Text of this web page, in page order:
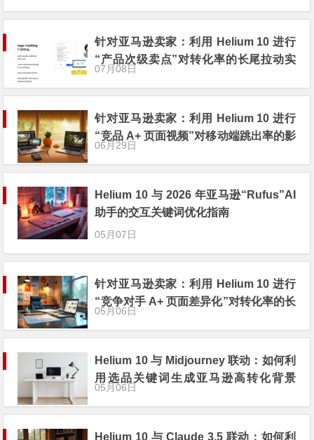
针对亚马逊卖家：利用 Helium 10 进行
“产品次级卖点”对转化率的长尾拉动实
07月08日
针对亚马逊卖家：利用 Helium 10 进行
“竞品 A+ 页面视频”对移动端跳出率的影
响实验
06月29日
Helium 10 与 2026 年亚马逊“Rufus”AI
助手的交互关键词优化指南
05月07日
针对亚马逊卖家：利用 Helium 10 进行
“竞争对手 A+ 页面差异化”对转化率的长
效拉动分析
05月06日
Helium 10 与 Midjourney 联动：如何利
用选品关键词生成亚马逊高转化背景
图？
05月06日
Helium 10 与 Claude 3.5 联动：如何利